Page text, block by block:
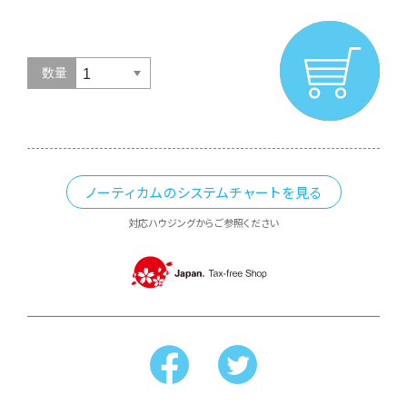
数量
ノーティカムのシステムチャートを見る
対応ハウジングからご参照ください